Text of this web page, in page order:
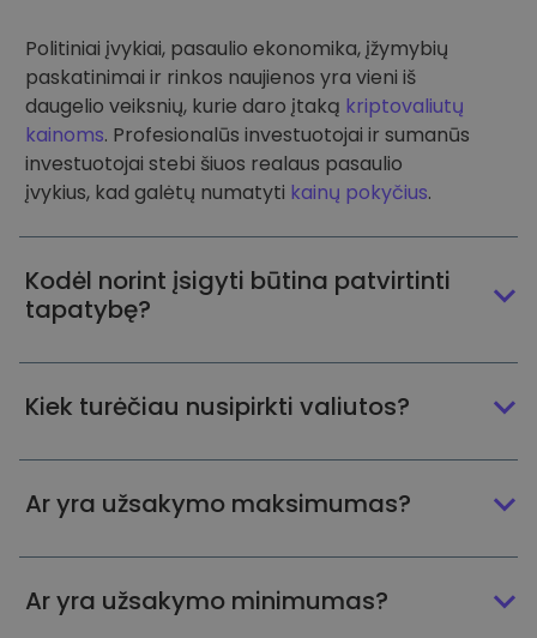
Politiniai įvykiai, pasaulio ekonomika, įžymybių
paskatinimai ir rinkos naujienos yra vieni iš
daugelio veiksnių, kurie daro įtaką kriptovaliutų
kainoms. Profesionalūs investuotojai ir sumanūs
investuotojai stebi šiuos realaus pasaulio
įvykius, kad galėtų numatyti kainų pokyčius.
Kodėl norint įsigyti būtina patvirtinti
tapatybę?
Kiek turėčiau nusipirkti valiutos?
Ar yra užsakymo maksimumas?
Ar yra užsakymo minimumas?